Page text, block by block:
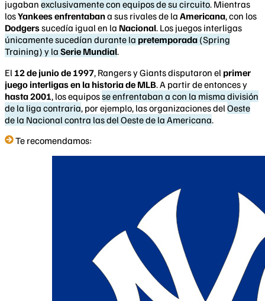
jugaban exclusivamente con equipos de su circuito. Mientras
losYankees enfrentabana sus rivales de la Americana, con los
Dodgerssucedía igual en la Nacional. Los juegos interligas
únicamente sucedían durante la pretemporada (Spring
Training) y la Serie Mundial.
El 12 de junio de 1997, Rangers y Giants disputaron el primer
juego interligas en la historia de MLB. A partir de entonces y
hasta 2001, los equiposse enfrentaban a con la misma división
de la liga contraria, por ejemplo, las organizaciones del Oeste
de la Nacional contra las del Oeste de la Americana.
Te recomendamos: